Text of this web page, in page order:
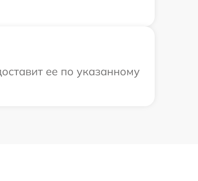
ее по указанному